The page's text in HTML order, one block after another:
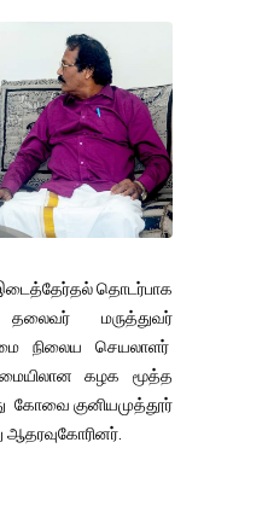
இடைத்தேர்தல் தொடர்பாக
தலைவர் மருத்துவர்
நிலைய செயலாளர்
கழக மூத்த
கோவை குனியமுத்தூர்
ஆதரவுகோரினர்.